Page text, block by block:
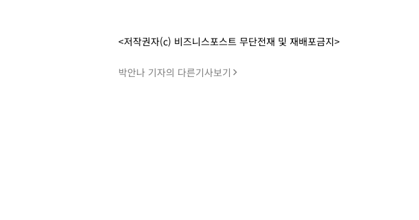
<저작권자(c) 비즈니스포스트 무단전재 및 재배포금지>
박안나 기자의 다른기사보기